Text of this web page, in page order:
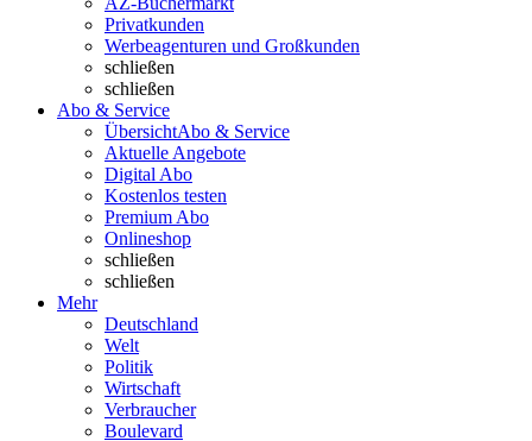
Privatkunden
Werbeagenturen und Großkunden
schließen
schließen
Abo & Service
ÜbersichtAbo & Service
Aktuelle Angebote
Digital Abo
Kostenlos testen
Premium Abo
Onlineshop
schließen
schließen
Mehr
Deutschland
Welt
Politik
Wirtschaft
Verbraucher
Boulevard